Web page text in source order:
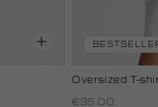
Oversized T-
€35.00